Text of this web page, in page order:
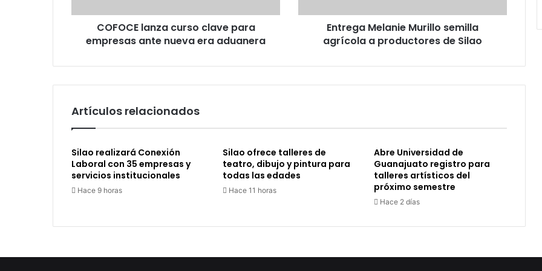
era
aduaneraCOFOCE lanza curso clave para
empresas ante nueva era aduanera
Silao
Entrega Melanie Murillo semilla
agrícola a productores de Silao
Artículos relacionados
Silao realizará Conexión
Laboral con 35 empresas y
servicios institucionales
Hace 9 horas
Silao ofrece talleres de
teatro, dibujo y pintura para
todas las edades
Hace 11 horas
Abre Universidad de
Guanajuato registro para
talleres artísticos del
próximo semestre
Hace 2 días